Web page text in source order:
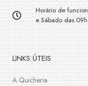
Horário de
e Sábado das
LINKS ÚTEIS
A Quicheria